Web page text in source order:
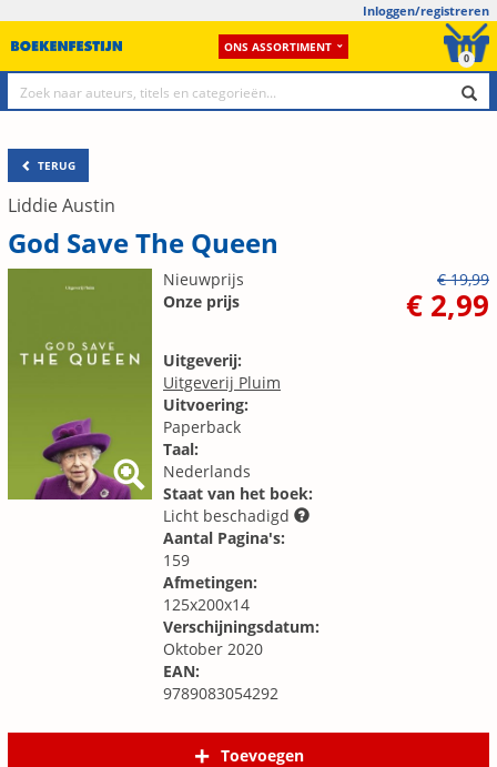
Inloggen/registreren
ONS ASSORTIMENT
0
TERUG
Liddie Austin
God Save The Queen
Nieuwprijs
€ 19,99
Onze prijs
€ 2,99
Uitgeverij:
Uitgeverij Pluim
Uitvoering:
Paperback
Taal:
Nederlands
Staat van het boek:
Licht beschadigd
Aantal Pagina's:
159
Afmetingen:
125x200x14
Verschijningsdatum:
Oktober 2020
EAN:
9789083054292
Toevoegen